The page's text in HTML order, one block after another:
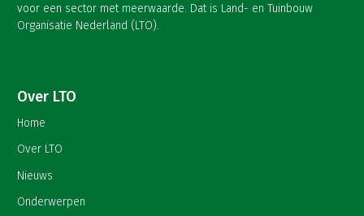
voor een sector met meerwaarde. Dat is Land- en Tuinbouw
Organisatie Nederland (LTO).
Over LTO
Home
Over LTO
Nieuws
Onderwerpen